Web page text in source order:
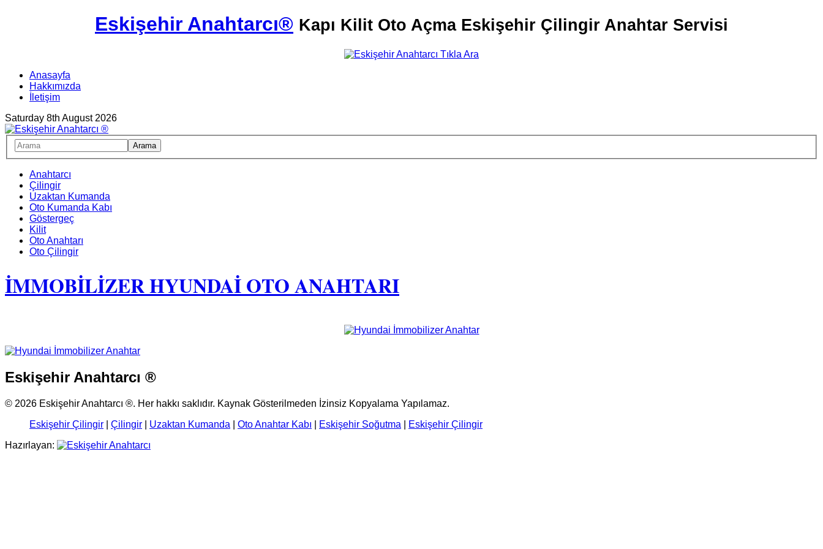
Eskişehir Anahtarcı® Kapı Kilit Oto Açma Eskişehir Çilingir Anahtar Servisi
Anasayfa
Hakkımızda
İletişim
Saturday 8th August 2026
Anahtarcı
Çilingir
Uzaktan Kumanda
Oto Kumanda Kabı
Göstergeç
Kilit
Oto Anahtarı
Oto Çilingir
İMMOBİLİZER HYUNDAİ OTO ANAHTARI
Eskişehir Anahtarcı ®
© 2026 Eskişehir Anahtarcı ®. Her hakkı saklıdır. Kaynak Gösterilmeden İzinsiz Kopyalama Yapılamaz.
Eskişehir Çilingir
Çilingir Uzaktan Kumanda Oto Anahtar Kabı Eskişehir Soğutma
Eskişehir Çilingir
Hazırlayan: